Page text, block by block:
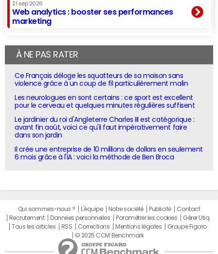
21 sep 2026
Web analytics : booster ses performances
marketing
À NE PAS RATER
Ce Français déloge les squatteurs de sa maison sans
violence grâce à un coup de fil particulièrement malin
Les neurologues en sont certains : ce sport est excellent
pour le cerveau et quelques minutes régulières suffisent
Le jardinier du roi d'Angleterre Charles III est catégorique :
avant fin août, voici ce qu'il faut impérativement faire
dans son jardin
Il crée une entreprise de 10 millions de dollars en seulement
6 mois grâce à l'IA : voici la méthode de Ben Broca
Qui sommes-nous ? L'équipe Notre société Publicité
Contact
Recrutement
Données personnelles Paramétrer les cookies
Gérer Utiq
Tous les articles
RSS Corrections Mentions légales
Groupe Figaro
© 2025 CCM Benchmark